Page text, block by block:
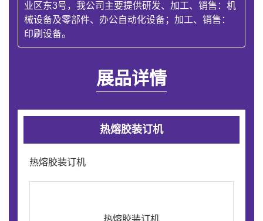
业区东3号，我公司主要提供研发、加工、销售：机
械设备及零部件、办公自动化设备；加工、销售：
印刷设备。
展品详情
热熔胶装订机
热熔胶装订机